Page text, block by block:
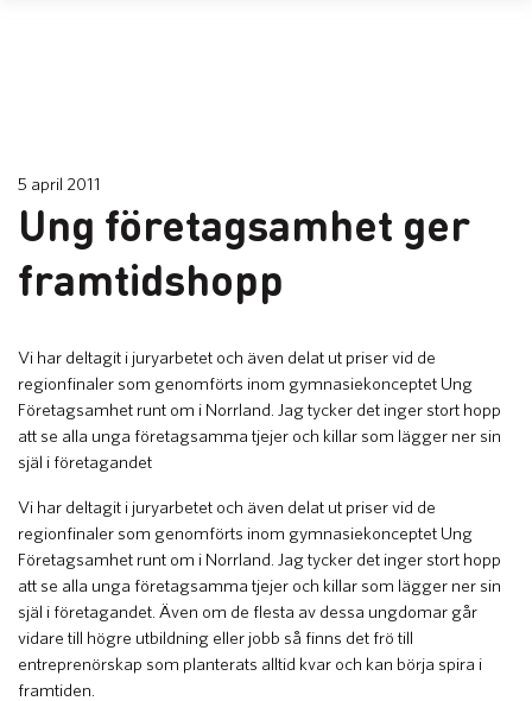
5 april 2011
Ung företagsamhet ger
framtidshopp
​Vi har deltagit i juryarbetet och även delat ut priser vid de
regionfinaler som genomförts inom gymnasiekonceptet Ung
Företagsamhet runt om i Norrland. Jag tycker det inger stort hopp
att se alla unga företagsamma tjejer och killar som lägger ner sin
själ i företagandet
Vi har deltagit i juryarbetet och även delat ut priser vid de
regionfinaler som genomförts inom gymnasiekonceptet Ung
Företagsamhet runt om i Norrland. Jag tycker det inger stort hopp
att se alla unga företagsamma tjejer och killar som lägger ner sin
själ i företagandet. Även om de flesta av dessa ungdomar går
vidare till högre utbildning eller jobb så finns det frö till
entreprenörskap som planterats alltid kvar och kan börja spira i
framtiden.